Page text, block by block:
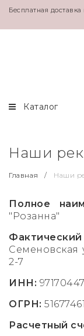
Бесплатная
Каталог
Наши
Главная / Наши
Полное
"Розанна"
Семеновская
2-7
ИНН:
ОГРН:
Расчетный